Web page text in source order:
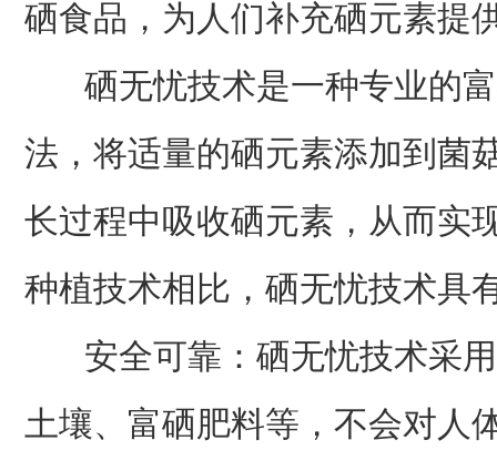
硒食品，为人们补充硒元素提
硒无忧技术是一种专业的富
法，将适量的硒元素添加到菌
长过程中吸收硒元素，从而实
种植技术相比，硒无忧技术具
安全可靠：硒无忧技术采用
土壤、富硒肥料等，不会对人